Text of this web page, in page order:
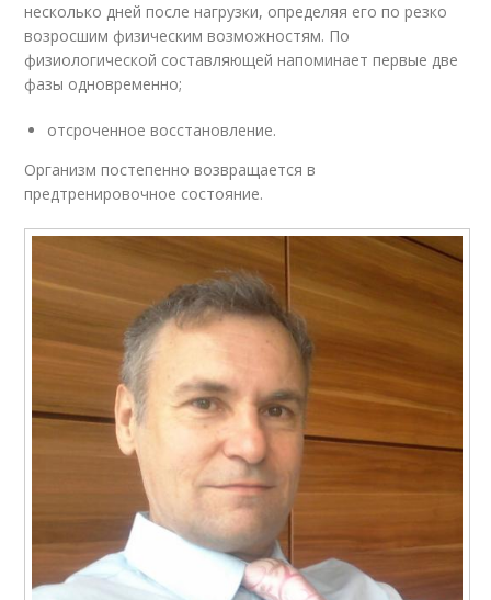
несколько дней после нагрузки, определяя его по резко
возросшим физическим возможностям. По
физиологической составляющей напоминает первые две
фазы одновременно;
отсроченное восстановление.
Организм постепенно возвращается в
предтренировочное состояние.